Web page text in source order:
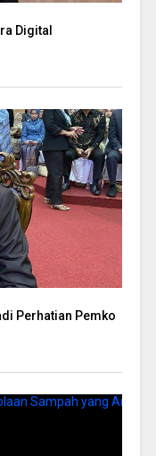
Digital
Perhatian Pemko